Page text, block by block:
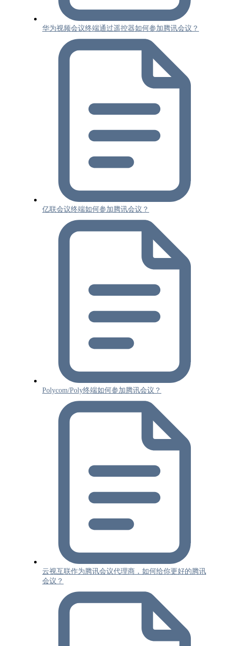
华为视频会议终端通过遥控器如何参加腾讯会议？
亿联会议终端如何参加腾讯会议？
Polycom/Poly终端如何参加腾讯会议？
云视互联作为腾讯会议代理商，如何给你更好的腾讯
会议？